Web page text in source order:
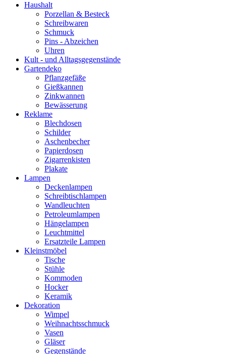
Haushalt
Porzellan & Besteck
Schreibwaren
Schmuck
Pins - Abzeichen
Uhren
Kult - und Alltagsgegenstände
Gartendeko
Pflanzgefäße
Gießkannen
Zinkwannen
Bewässerung
Reklame
Blechdosen
Schilder
Aschenbecher
Papierdosen
Zigarrenkisten
Plakate
Lampen
Deckenlampen
Schreibtischlampen
Wandleuchten
Petroleumlampen
Hängelampen
Leuchtmittel
Ersatzteile Lampen
Kleinstmöbel
Tische
Stühle
Kommoden
Hocker
Keramik
Dekoration
Wimpel
Weihnachtsschmuck
Vasen
Gläser
Gegenstände